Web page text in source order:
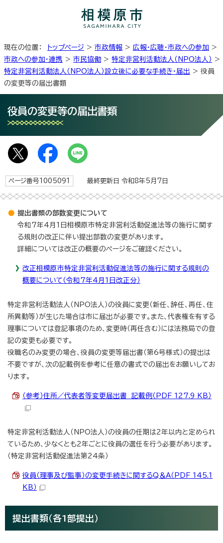
現在の位置： トップページ > 市政情報 > 広報・広聴・市政への参加 >
市政への参加・連携 > 市民協働 > 特定非営利活動法人（NPO法人） >
特定非営利活動法人（NPO法人）設立後に必要な手続き・届出 > 役員
の変更等の届出書類
役員の変更等の届出書類
ページ番号1005091 最終更新日 令和8年5月7日
提出書類の部数変更について
令和7年4月1日相模原市特定非営利活動促進法等の施行に関す
る規則の改正に伴い提出部数の変更があります。
詳細については改正の概要のページをご確認ください。
改正相模原市特定非営利活動促進法等の施行に関する規則の
概要について（令和7年4月1日改正分）
特定非営利活動法人（NPO法人）の役員に変更（新任、辞任、再任、住
所異動等）が生じた場合は市に届出が必要です。また、代表権を有する
理事については登記事項のため、変更時（再任含む）には法務局での登
記の変更も必要です。
役職名のみ変更の場合、役員の変更等届出書（第6号様式）の提出は
不要ですが、次の記載例を参考に任意の書式での届出をお願いしてお
ります。
（参考）住所／代表者等変更届出書 記載例（PDF 127.9 KB）
特定非営利活動法人（NPO法人）の役員の任期は2年以内と定められ
ているため、少なくとも2年ごとに役員の選任を行う必要があります。
（特定非営利活動促進法第24条）
役員（理事及び監事）の変更手続きに関するQ＆A（PDF 145.1
KB）
提出書類（各1部提出）